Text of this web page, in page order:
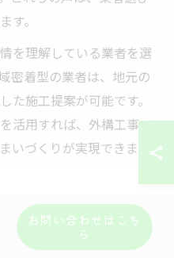
す。
を理解している業者を選
密着型の業者は、地元の
た施工提案が可能です。
活用すれば、外構工事で
いづくりが実現できま
を意識した工夫点
調和を意識した設計が大
お問い合わせはこち
ら